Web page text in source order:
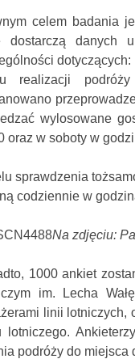
celem badania
dostarczą danych
realizacji
wylosowane
oraz w soboty w
sprawdzenia
codziennie w
Na zdjęciu:
1000 ankiet
im. Lecha
linii lotniczych,
lotniczego.
podróży do miejsca